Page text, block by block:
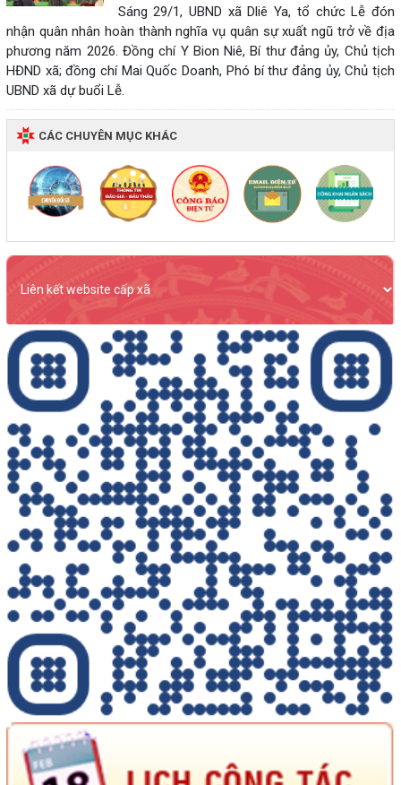
Sáng 29/1, UBND xã Dliê Ya, tổ chức Lễ đón
nhận quân nhân hoàn thành nghĩa vụ quân sự xuất ngũ trở về địa
phương năm 2026. Đồng chí Y Bion Niê, Bí thư đảng ủy, Chủ tịch
HĐND xã; đồng chí Mai Quốc Doanh, Phó bí thư đảng ủy, Chủ tịch
UBND xã dự buổi Lễ.
CÁC CHUYÊN MỤC KHÁC